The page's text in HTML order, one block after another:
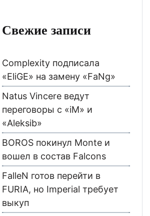
Свежие записи
Complexity подписала
«EliGE» на замену «FaNg»
Natus Vincere ведут
переговоры с «iM» и
«Aleksib»
BOROS покинул Monte и
вошел в состав Falcons
FalleN готов перейти в
FURIA, но Imperial требует
выкуп